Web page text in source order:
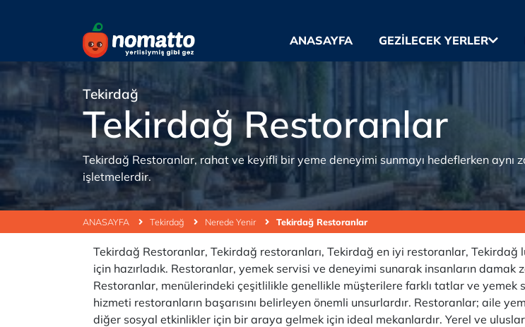
ANASAYFA GEZILECEK YERLER
ANASAYFA Tekirdağ Nerede Yenir Tekirdağ Restoranlar
Tekirdağ
Tekirdağ Restoranlar
Tekirdağ Restoranlar, rahat ve keyifli bir yeme deneyimi sunmayı hedeflerken
işletmelerdir.
Tekirdağ Restoranlar, Tekirdağ restoranları, Tekirdağ en iyi restoranlar,
için hazırladık. Restoranlar, yemek servisi ve deneyimi sunarak insanların
Restoranlar, menülerindeki çeşitlilikle genellikle müşterilere farklı tatlar ve
hizmeti restoranların başarısını belirleyen önemli unsurlardır. Restoranlar; aile
diğer sosyal etkinlikler için bir araya gelmek için ideal mekanlardır. Yerel ve